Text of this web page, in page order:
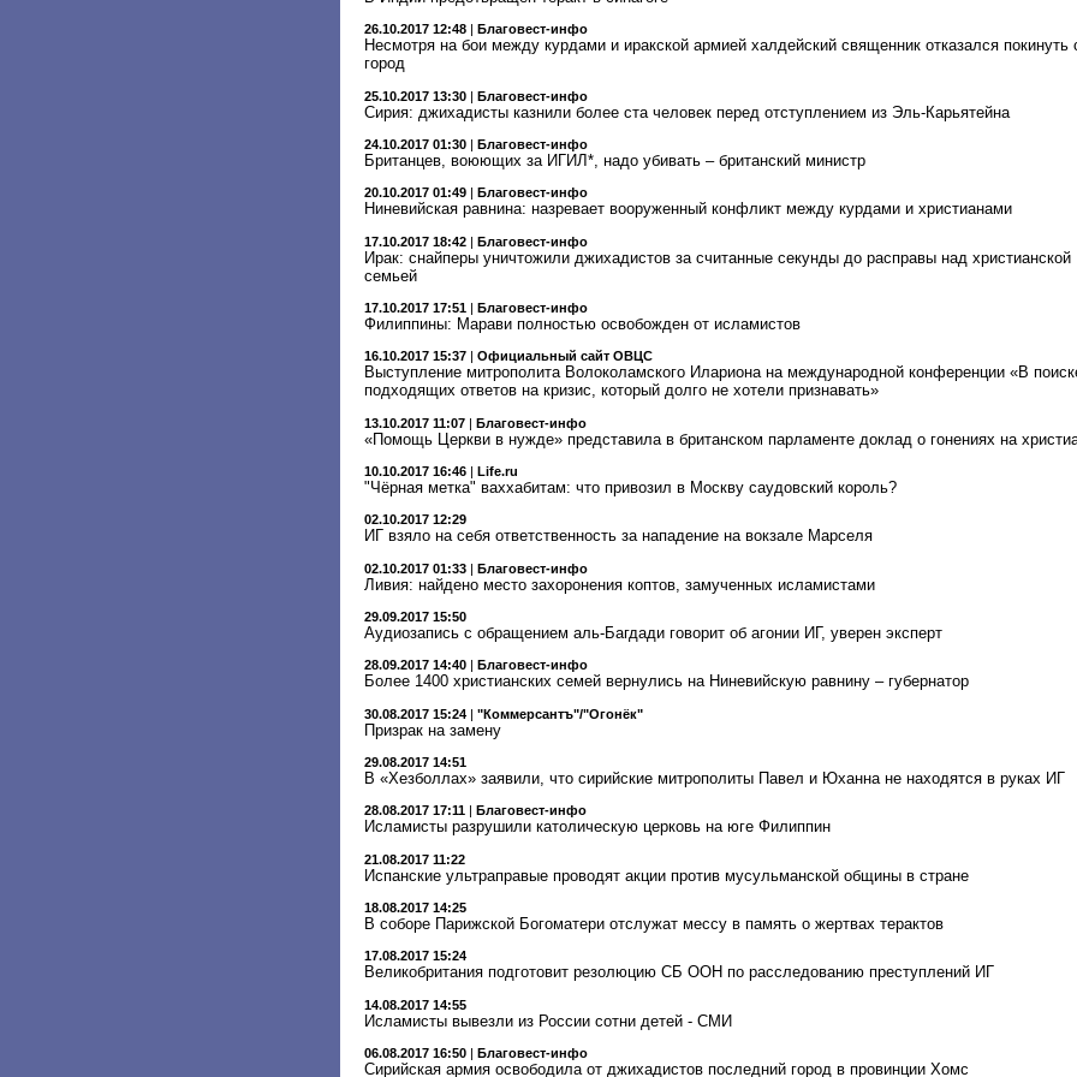
26.10.2017 12:48 Благовест-инфо
Несмотря на бои между курдами и иракской армией халдейский священник отказался покинуть
город
25.10.2017 13:30 | Благовест-инфо
Сирия: джихадисты казнили более ста человек перед отступлением из Эль-Карьятейна
24.10.2017 01:30 | Благовест-инфо
Британцев, воюющих за ИГИЛ*, надо убивать – британский министр
20.10.2017 01:49 Благовест-инфо
Ниневийская равнина: назревает вооруженный конфликт между курдами и христианами
17.10.2017 18:42 | Благовест-инфо
Ирак: снайперы уничтожили джихадистов за считанные секунды до расправы над христианской
семьей
17.10.2017 17:51 | Благовест-инфо
Филиппины: Марави полностью освобожден от исламистов
16.10.2017 15:37 Официальный сайт ОВЦС
Выступление митрополита Волоколамского Илариона на международной конференции «В
подходящих ответов на кризис, который долго не хотели признавать»
13.10.2017 11:07 | Благовест-инфо
«Помощь Церкви в нужде» представила в британском парламенте доклад о гонениях на
10.10.2017 16:46 | Life.ru
"Чёрная метка" ваххабитам: что привозил в Москву саудовский король?
02.10.2017 12:29
ИГ взяло на себя ответственность за нападение на вокзале Марселя
02.10.2017 01:33 | Благовест-инфо
Ливия: найдено место захоронения коптов, замученных исламистами
29.09.2017 15:50
Аудиозапись с обращением аль-Багдади говорит об агонии ИГ, уверен эксперт
28.09.2017 14:40 Благовест-инфо
Более 1400 христианских семей вернулись на Ниневийскую равнину – губернатор
30.08.2017 15:24 | "Коммерсантъ"/"Огонёк"
Призрак на замену
29.08.2017 14:51
В «Хезболлах» заявили, что сирийские митрополиты Павел и Юханна не находятся в руках ИГ
28.08.2017 17:11 Благовест-инфо
Исламисты разрушили католическую церковь на юге Филиппин
21.08.2017 11:22
Испанские ультраправые проводят акции против мусульманской общины в стране
18.08.2017 14:25
В соборе Парижской Богоматери отслужат мессу в память о жертвах терактов
17.08.2017 15:24
Великобритания подготовит резолюцию СБ ООН по расследованию преступлений ИГ
14.08.2017 14:55
Исламисты вывезли из России сотни детей - СМИ
06.08.2017 16:50 | Благовест-инфо
Сирийская армия освободила от джихадистов последний город в провинции Хомс